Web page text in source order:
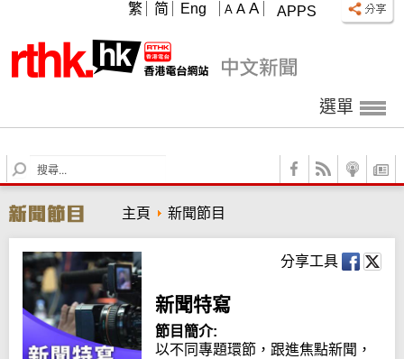
APPS
A A A
繁 简 Eng
選單
S
e
r
c
h
主頁 新聞節目
分享工具
新聞特寫
節目簡介:
以不同專題環節，跟進焦點新聞，